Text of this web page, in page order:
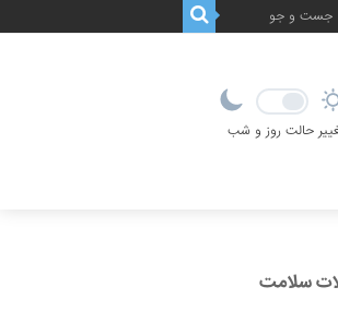
حالت روز و شب
سلامت